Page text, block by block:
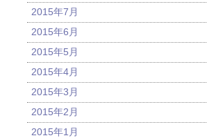
2015年7月
2015年6月
2015年5月
2015年4月
2015年3月
2015年2月
2015年1月